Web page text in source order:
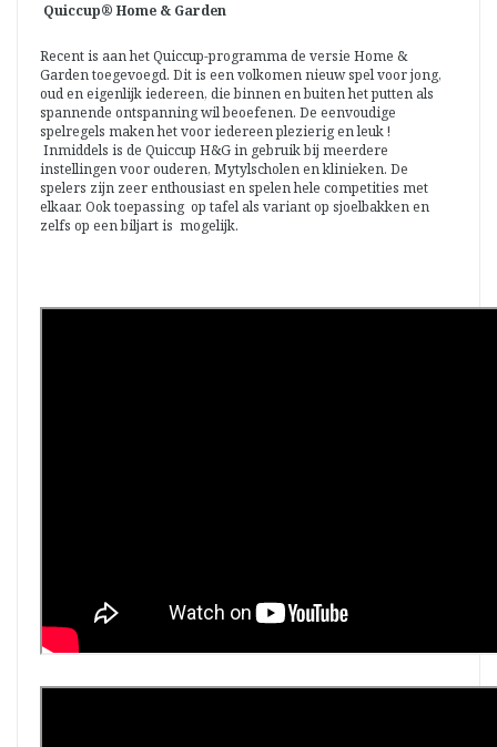
Quiccup® Home & Garden
Recent is aan het Quiccup-programma de versie Home &
Garden toegevoegd. Dit is een volkomen nieuw spel voor jong,
oud en eigenlijk iedereen, die binnen en buiten het putten als
spannende ontspanning wil beoefenen. De eenvoudige
spelregels maken het voor iedereen plezierig en leuk !
Inmiddels is de Quiccup H&G in gebruik bij meerdere
instellingen voor ouderen, Mytylscholen en klinieken. De
spelers zijn zeer enthousiast en spelen hele competities met
elkaar. Ook toepassing op tafel als variant op sjoelbakken en
zelfs op een biljart is mogelijk.